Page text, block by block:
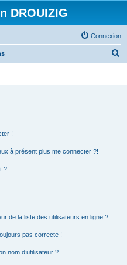
DROUIZIG
Connexion
!
à présent plus me connecter ?!
?
de la liste des utilisateurs en ligne ?
pas correcte !
nom d’utilisateur ?